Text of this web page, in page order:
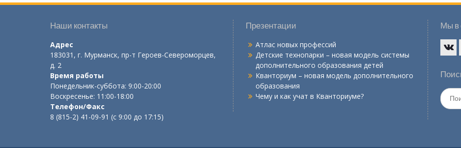
Наши контакты
Адрес
183031, г. Мурманск, пр-т Героев-Североморцев,
д. 2
Время работы
Понедельник-суббота: 9:00-20:00
Воскресенье: 11:00-18:00
Телефон/Факс
8 (815-2) 41-09-91 (с 9:00 до 17:15)
Презентации
Атлас новых профессий
Детские технопарки – новая модель системы
дополнительного образования детей
Кванториум – новая модель дополнительного
образования
Чему и как учат в Кванториуме?
Мы в
Искать: